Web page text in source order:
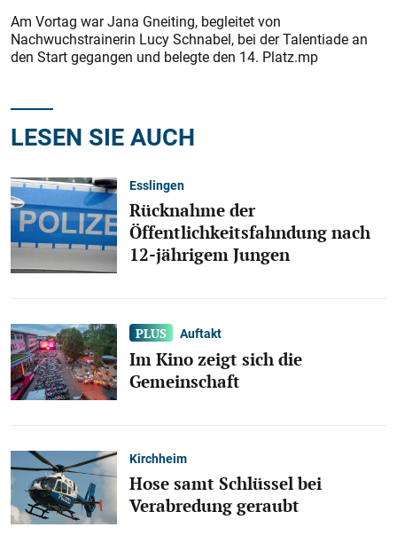
Am Vortag war Jana Gneiting, begleitet von
Nachwuchstrainerin Lucy Schnabel, bei der Talentiade an
den Start gegangen und belegte den 14. Platz.mp
LESEN SIE AUCH
Esslingen
Rücknahme der
Öffentlichkeitsfahndung nach
12-jährigem Jungen
Auftakt
Im Kino zeigt sich die
Gemeinschaft
Kirchheim
Hose samt Schlüssel bei
Verabredung geraubt